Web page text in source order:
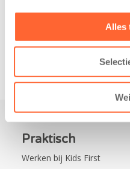
Alles
Praktisch
Werken bij Kids First